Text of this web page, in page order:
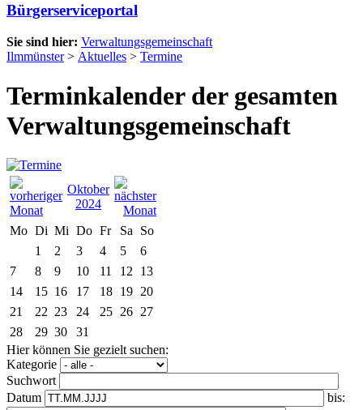
Bürgerserviceportal
Sie sind hier: Verwaltungsgemeinschaft
Ilmmünster> Aktuelles > Termine
Terminkalender der gesamten
Verwaltungsgemeinschaft
Oktober
2024
Mo Di Mi Do Fr Sa
So
1
2 3 4 5
6
7
8 9 10 11 12
13
14
15 16 17 18 19 20
21
22 23 24 25 26 27
28
29 30
31
Hier können Sie gezielt suchen:
Kategorie
Suchwort
Datum
bis: